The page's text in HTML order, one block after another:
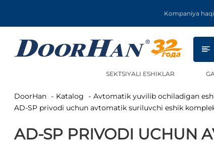
Kompaniya
SEKTSIYALI ESHIKLAR
DoorHan Katalog Avtomatik yuvilib ochiladigan
AD-SP privodi uchun avtomatik suriluvchi eshik
AD-SP PRIVODI UCHUN